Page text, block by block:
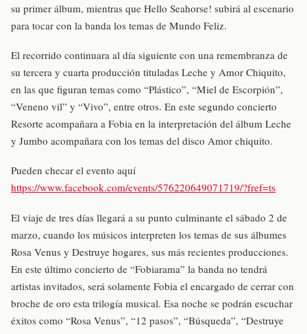
su primer álbum, mientras que Hello Seahorse! subirá al escenario
para tocar con la banda los temas de Mundo Feliz.
El recorrido continuara al día siguiente con una remembranza de
su tercera y cuarta producción tituladas Leche y Amor Chiquito,
en las que figuran temas como “Plástico”, “Miel de Escorpión”,
“Veneno vil” y “Vivo”, entre otros. En este segundo concierto
Resorte acompañara a Fobia en la interpretación del álbum Leche
y Jumbo acompañara con los temas del disco Amor chiquito.
Pueden checar el evento aquí
https://www.facebook.com/events/576220649071719/?fref=ts
El viaje de tres días llegará a su punto culminante el sábado 2 de
marzo, cuando los músicos interpreten los temas de sus álbumes
Rosa Venus y Destruye hogares, sus más recientes producciones.
En este último concierto de “Fobiarama” la banda no tendrá
artistas invitados, será solamente Fobia el encargado de cerrar con
broche de oro esta trilogía musical. Esa noche se podrán escuchar
éxitos como “Rosa Venus”, “12 pasos”, “Búsqueda”, “Destruye